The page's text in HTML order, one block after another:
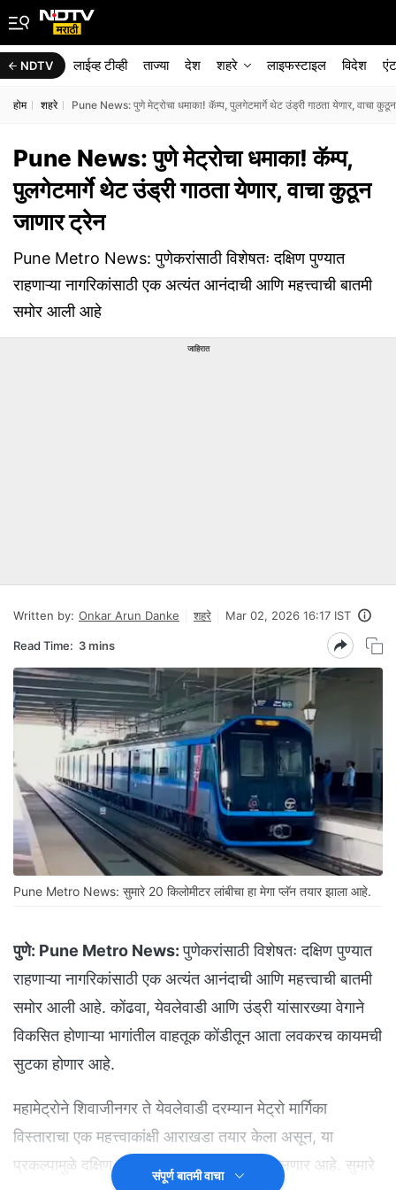
NDTV लाईव्ह टीव्ही ताज्या देश शहरे लाइफस्टाइल विदेश
होम शहरे Pune News: पुणे मेट्रोचा धमाका! कॅम्प, पुलगेटमार्गे थेट उंड्री गाठता येणार, वाचा
Pune News: पुणे मेट्रोचा धमाका! कॅम्प,
पुलगेटमार्गे थेट उंड्री गाठता येणार, वाचा कुठून
जाणार ट्रेन
Pune Metro News: पुणेकरांसाठी विशेषतः दक्षिण पुण्यात
राहणाऱ्या नागरिकांसाठी एक अत्यंत आनंदाची आणि महत्त्वाची बातमी
समोर आली आहे
जाहिरात
Written by: Onkar Arun Danke शहरे Mar 02, 2026 16:17 IST
Read Time: 3 mins
Pune Metro News: सुमारे 20 किलोमीटर लांबीचा हा मेगा प्लॅन तयार झाला आहे.
पुणे: Pune Metro News:पुणेकरांसाठी विशेषतः दक्षिण पुण्यात
राहणाऱ्या नागरिकांसाठी एक अत्यंत आनंदाची आणि महत्त्वाची बातमी
समोर आली आहे. कोंढवा, येवलेवाडी आणि उंड्री यांसारख्या वेगाने
विकसित होणाऱ्या भागांतील वाहतूक कोंडीतून आता लवकरच कायमची
सुटका होणार आहे.
महामेट्रोने शिवाजीनगर ते येवलेवाडी दरम्यान मेट्रो मार्गिका
विस्ताराचा एक महत्त्वाकांक्षी आराखडा तयार केला असून, या
प्रकल्पामुळे दक्षिण पुण्याचा चेहरामोहरा पूर्णपणे बदलणार आहे. सुमारे
संपूर्ण बातमी वाचा